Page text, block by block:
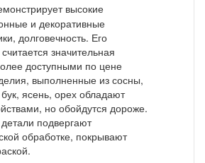
высокие
и декоративные
долговечность. Его
значительная
доступными по цене
выполненные из сосны,
ясень, орех обладают
но обойдутся дороже.
подвергают
обработке, покрывают